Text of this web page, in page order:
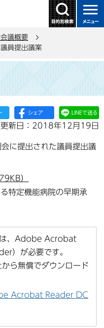
議概要
議員提出議案
更新日：2018年12月19日
に提出された議員提出議
）
特定機能病院の早期承
は、Adobe Acrobat
）が必要です。
ら無償でダウンロード
Acrobat Reader DC